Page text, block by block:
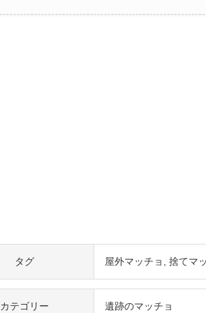
タグ 屋外マッチョ 捨てマ
カテゴリー 遺跡のマッチョ